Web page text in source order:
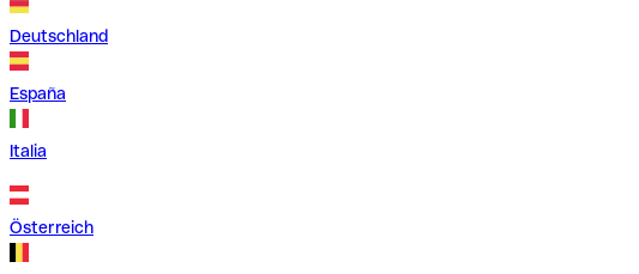
Deutschland
España
Italia
Österreich